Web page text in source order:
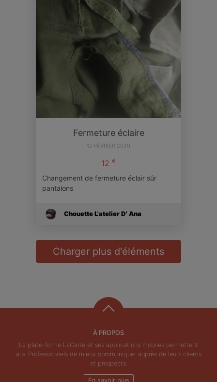
Fermeture éclaire
12 FÉVRIER 2020
12 €
Changement de fermeture éclair sûr
pantalons
Chouette L'atelier D' Ana
Charger plus d'éléments
À PROPOS
La plate-forme LaCarte et ses applications mobiles permettent
aux Professionnels de mieux communiquer auprès de leurs clients
et prospects.
En savoir plus